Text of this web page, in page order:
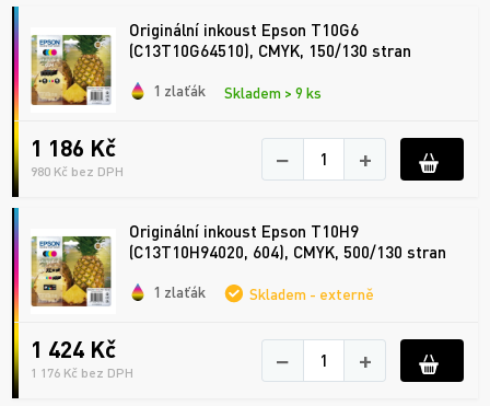
Originální inkoust Epson T10G6
(C13T10G64510), CMYK, 150/130 stran
1 zlaťák Skladem > 9 ks
1 186 Kč
980 Kč bez DPH − +
Originální inkoust Epson T10H9
(C13T10H94020, 604), CMYK, 500/130 stran
1 zlaťák Skladem - externě
1 424 Kč
1 176 Kč bez DPH − +